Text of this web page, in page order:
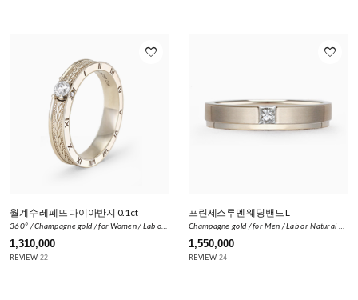
월계수 레페뜨 다이아반지 0.1ct
1,310,000
REVIEW 22
favorite_border
프린세스루멘 웨딩밴드 L
1,550,000
REVIEW 24
favorite_border